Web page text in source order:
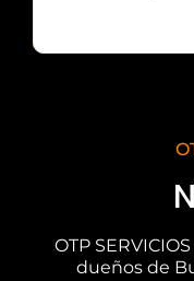
OTP
dueños de